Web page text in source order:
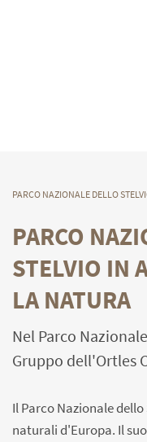
PARCO NAZIONALE DELLO
PARCO
STELVIO IN
LA NATURA
Nel Parco
Gruppo dell'Ortles
Il Parco Nazionale
naturali d'Europa. Il